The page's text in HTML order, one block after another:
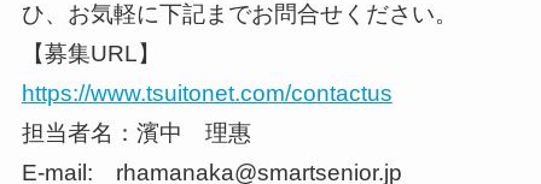
ひ、お気軽に下記までお問合せください。
【募集URL】
https://www.tsuitonet.com/contactus
担当者名：濱中 理惠
E-mail: rhamanaka@smartsenior.jp